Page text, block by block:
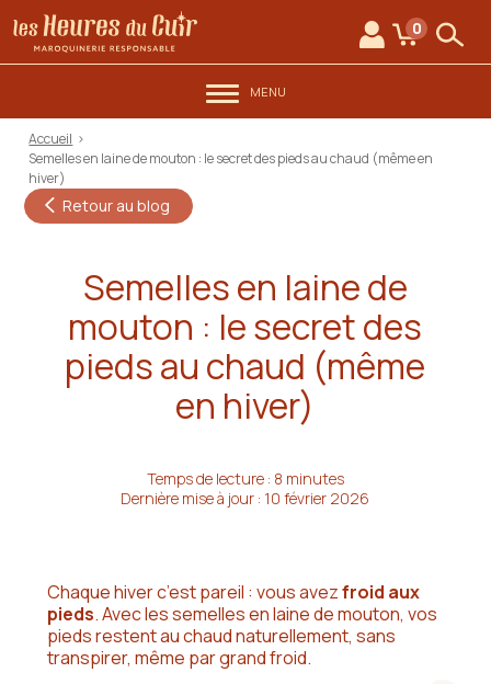
Les Heures du Cuir
MENU
Mon compte
0
Mon
Accueil >
Semelles en laine de mouton : le secret des pieds au chaud (même en
hiver)
Retour au blog
Semelles en laine de
mouton : le secret des
pieds au chaud (même
en hiver)
Temps de lecture : 8 minutes
Dernière mise à jour : 10 février 2026
Chaque hiver c’est pareil : vous avezfroid aux
pieds. Avec les semelles en laine de mouton, vos
pieds restent au chaud naturellement, sans
transpirer, même par grand froid.